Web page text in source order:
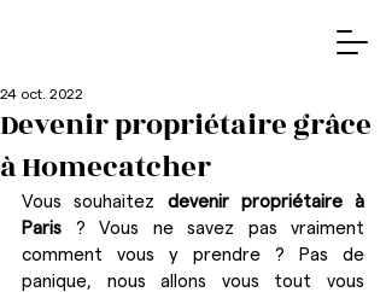
Devenir propriétaire grâce
à Homecatcher
24 oct. 2022
Vous souhaitez devenir propriétaire à
Paris ? Vous ne savez pas vraiment
comment vous y prendre ? Pas de
panique, nous allons vous tout vous